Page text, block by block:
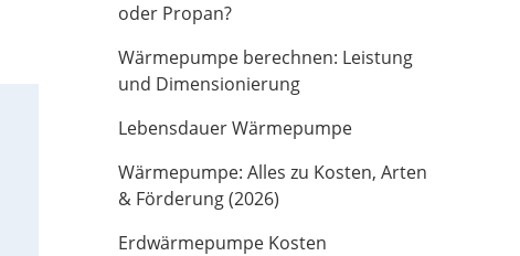
oder Propan?
Wärmepumpe berechnen: Leistung
und Dimensionierung
Lebensdauer Wärmepumpe
Wärmepumpe: Alles zu Kosten, Arten
& Förderung (2026)
Erdwärmepumpe Kosten